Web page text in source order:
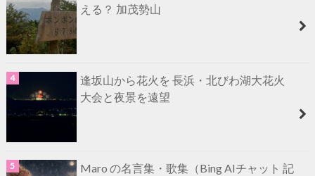
える？ 加茂勢山
逢坂山から花火を 長浜・北びわ湖大花火
大会と夜景を遠望
Maro の名言集・歌集（Bing AIチャット 記